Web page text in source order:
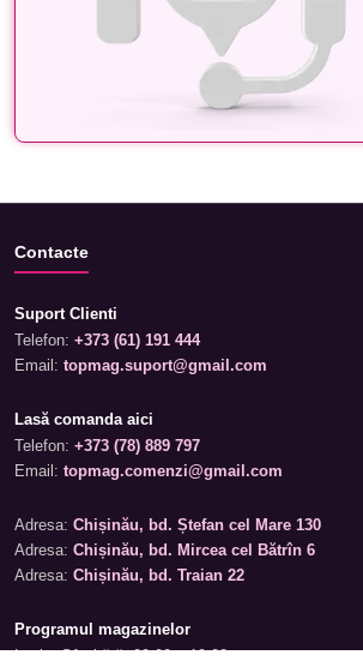
Contacte
Suport Clienti
Telefon: +373 (61) 191 444
Email: topmag.suport@gmail.com
Lasă comanda aici
Telefon: +373 (78) 889 797
Email: topmag.comenzi@gmail.com
Adresa: Chișinău, bd. Ștefan cel Mare 130
Adresa: Chișinău, bd. Mircea cel Bătrîn 6
Adresa: Chișinău, bd. Traian 22
Programul magazinelor